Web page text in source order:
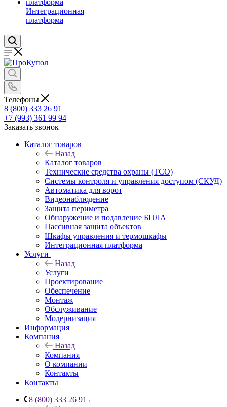
Интеграционная
платформа
Телефоны
8 (800) 333 26 91
+7 (993) 361 99 94
Заказать звонок
Каталог товаров
Назад
Каталог товаров
Технические средства охраны (ТСО)
Системы контроля и управления доступом (СКУД)
Автоматика для ворот
Видеонаблюдение
Защита периметра
Обнаружение и подавление БПЛА
Пассивная защита объектов
Шкафы управления и термошкафы
Интеграционная платформа
Услуги
Назад
Услуги
Проектирование
Обеспечение
Монтаж
Обслуживание
Модернизация
Информация
Компания
Назад
Компания
О компании
Контакты
Контакты
8 (800) 333 26 91